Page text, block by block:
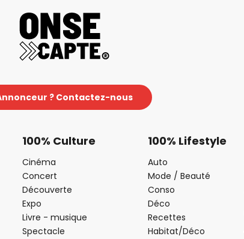
? Contactez-nous
100% Culture
Cinéma
Concert
Découverte
Expo
Livre - musique
Spectacle
100% Lifestyle
Auto
Mode / Beauté
Conso
Déco
Recettes
Habitat/Déco